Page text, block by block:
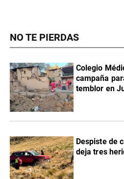
NO TE PIERDAS
Colegio
campaña
temblor en
Despiste de
deja tres